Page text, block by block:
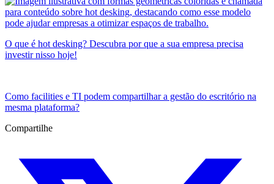
O que é hot desking? Descubra por que a sua empresa precisa
investir nisso hoje!
Como facilities e TI podem compartilhar a gestão do escritório na
mesma plataforma?
Compartilhe